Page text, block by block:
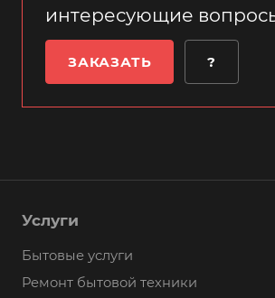
интересующие
ЗАКАЗАТЬ ?
Услуги
Бытовые услуги
Ремонт бытовой техники